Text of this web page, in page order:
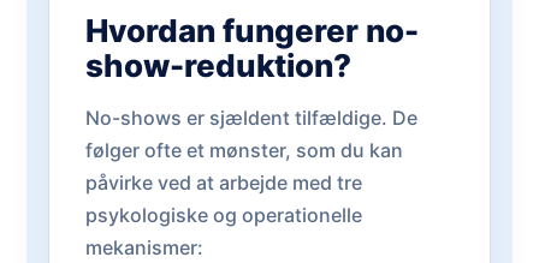
Hvordan fungerer no-
show-reduktion?
No-shows er sjældent tilfældige. De
følger ofte et mønster, som du kan
påvirke ved at arbejde med tre
psykologiske og operationelle
mekanismer: